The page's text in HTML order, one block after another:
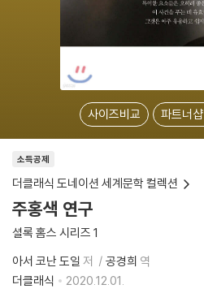
사이즈비교 파트너샵
소득공제
더클래식 도네이션 세계문학 컬렉션
주홍색 연구
셜록 홈스 시리즈 1
아서 코난 도일 저 공경희 역
더클래식
2020.12.01.